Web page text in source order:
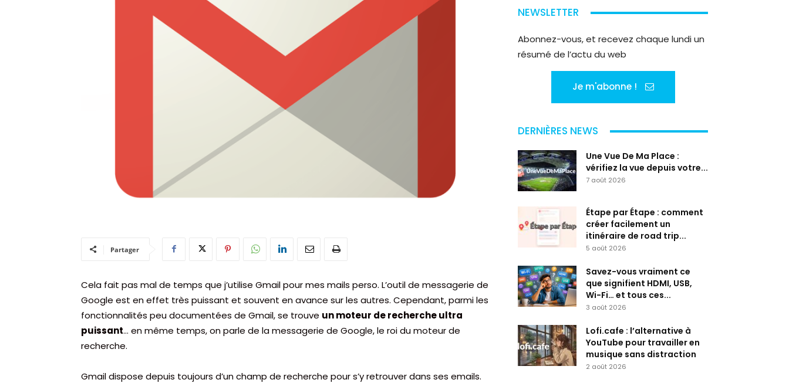
Partager
Cela fait pas mal de temps que j’utilise Gmail pour mes mails perso. L’outil de messagerie de
Google est en effet très puissant et souvent en avance sur les autres. Cependant, parmi les
fonctionnalités peu documentées de Gmail, se trouve un moteur de recherche ultra
puissant… en même temps, on parle de la messagerie de Google, le roi du moteur de
recherche.
Gmail dispose depuis toujours d’un champ de recherche pour s’y retrouver dans ses emails.
NEWSLETTER
Abonnez-vous, et recevez chaque lundi un
résumé de l’actu du web
Je m'abonne !
DERNIÈRES NEWS
Une Vue De Ma Place :
vérifiez la vue depuis votre...
7 août 2026
Étape par Étape : comment
créer facilement un
itinéraire de road trip...
5 août 2026
Savez-vous vraiment ce
que signifient HDMI, USB,
Wi-Fi… et tous ces...
3 août 2026
Lofi.cafe : l’alternative à
YouTube pour travailler en
musique sans distraction
2 août 2026